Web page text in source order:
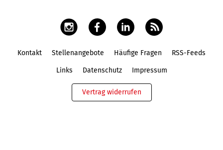
Kontakt Stellenangebote Häufige Fragen RSS-Feeds
Links Datenschutz Impressum
Vertrag widerrufen